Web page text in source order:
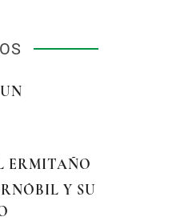
ERMITAÑO
Y SU